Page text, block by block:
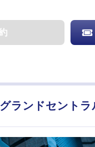
ランドセントラ